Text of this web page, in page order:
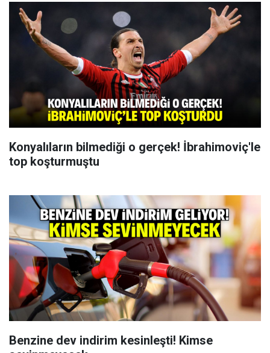
Konyalıların bilmediği o gerçek! İbrahimoviç'le
top koşturmuştu
Benzine dev indirim kesinleşti! Kimse